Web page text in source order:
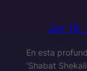
Jun 18,
En esta
‘Shabat